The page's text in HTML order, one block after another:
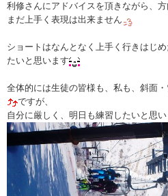
利修さんにアドバイスを頂きながら、
まだ上手く表現は出来ません
ショートはなんとなく上手く行きはじ
たいと思います
全体的には生徒の皆様も、私も、斜面
ですが、
自分に厳しく、明日も練習したいと思い